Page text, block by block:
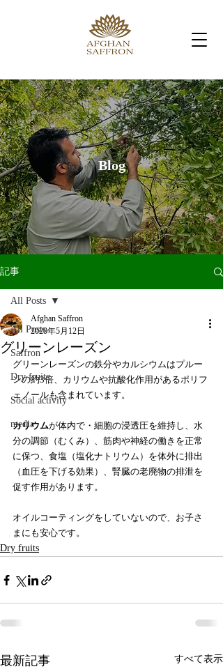
Blog
記事
All Posts
Saffron
Dry fruits
Social activity
media
All Posts
グリーンレーズン
Afghan Saffron
2020年5月12日
グリーンレーズンの鉄分やカルシウムはプルー
ンの約3倍、カリウムや抗酸化作用があるポリフ
ェノールも含まれています。
カリウムが体内で・細胞の浸透圧を維持し、水
分の調節（むくみ）、筋肉や神経の働きを正常
に保つ、食塩（塩化ナトリウム）を体外に排出
（血圧を下げる効果）、腎臓の老廃物の排泄を
促す作用があります。
オイルコーティングをしていないので、お子さ
まにも安心です。
Dry fruits
最新記事 すべて表示